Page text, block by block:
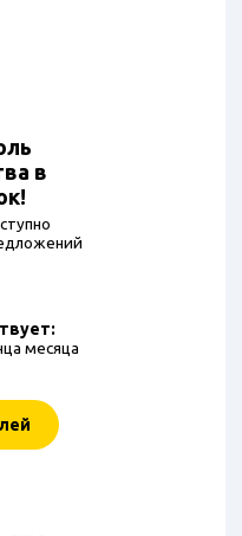
в
месяца